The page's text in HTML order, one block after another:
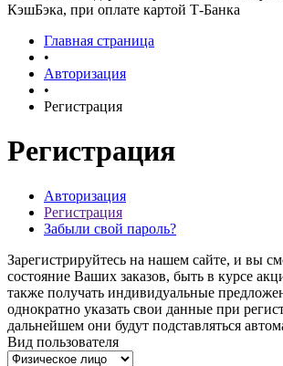
КэшБэка, при оплате картой Т-Банка
Главная страница
•
Авторизация
•
Регистрация
Регистрация
Авторизация
Регистрация
Забыли свой пароль?
Зарегистрируйтесь на нашем сайте, и вы
состояние Ваших заказов, быть в курсе
также получать индивидуальные
однократно указать свои данные при
дальнейшем они будут подставляться
Вид пользователя